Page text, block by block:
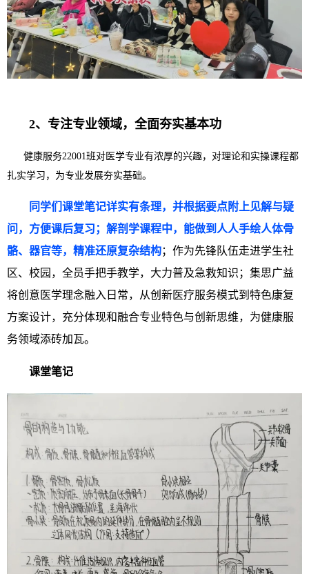
2、 专注专业领域，全面夯实基本功
健康服务22001班对医学专业有浓厚的兴趣，对理论和实操课程都
扎实学习，为专业发展夯实基础。
同学们课堂笔记详实有条理，并根据要点附上见解与疑
问，方便课后复习；解剖学课程中，能做到人人手绘人体骨
骼、器官等，精准还原复杂结构；作为先锋队伍走进学生社
区、校园，全员手把手教学，大力普及急救知识；集思广益
将创意医学理念融入日常，从创新医疗服务模式到特色康复
方案设计，充分体现和融合专业特色与创新思维，为健康服
务领域添砖加瓦。
课堂笔记